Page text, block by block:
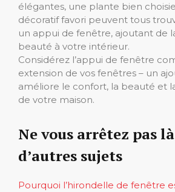
élégantes, une plante bien
décoratif favori peuvent tous
un appui de fenêtre, ajoutant de
beauté à votre intérieur.
Considérez l’appui de fenêtre
extension de vos fenêtres – un
améliore le confort, la beauté et
de votre maison.
Ne vous arrêtez pas
d’autres sujets
Pourquoi l’hirondelle de fenêtre